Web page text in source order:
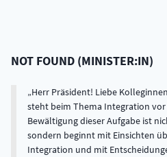
NOT FOUND (MINISTER:IN)
Herr Präsident! Liebe
steht beim Thema Integration
Bewältigung dieser Aufgabe ist
sondern beginnt mit Einsichten
Integration und mit